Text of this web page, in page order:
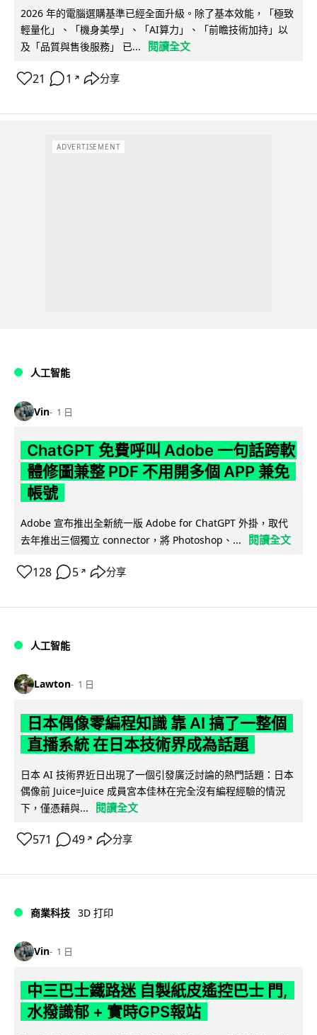
2026 年的電腦選購基準已經全面升級。除了基本效能，「極致
輕量化」、「機身美學」、「AI算力」、「前瞻技術加持」以
及「品質與售後服務」 已...
閱讀全文
21 1 ↗ 分享
ADVERTISEMENT
人工智能
Vin 1 日
ChatGPT 免費呼叫 Adobe 一句話跨軟
體修圖兼整 PDF 不用開多個 APP 兼免
帳號
Adobe 宣布推出全新統一版 Adobe for ChatGPT 外掛，取代
去年推出三個獨立 connector，將 Photoshop、...
閱讀全文
128 5 ↗ 分享
人工智能
Lawton 1 日
日本偶像零編程知識 靠 AI 搞了一整個
直播系統 在日本技術界成為話題
日本 AI 技術界近日出現了一個引發廣泛討論的熱門話題：日本
偶像前 Juice=Juice 成員宮本佳林在完全沒有編程經驗的情況
下，僅憑藉與...
閱讀全文
571 49 ↗ 分享
商業科技 3D 打印
Vin 1 日
中三巴士鐵路迷 自製紙皮遙控巴士 門,
水撥識郁 + 實時GPS報站